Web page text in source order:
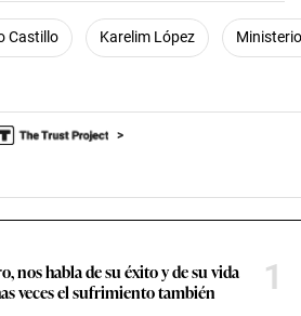
Castillo Karelim López
nos habla de su éxito y de su vida
veces el sufrimiento también
1